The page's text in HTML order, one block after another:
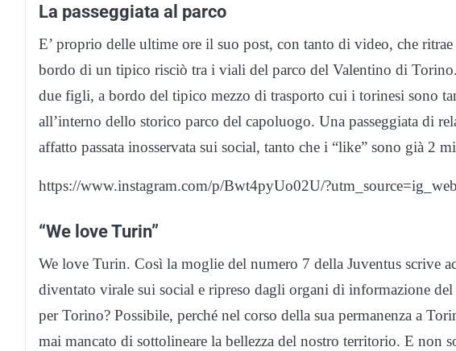
La passeggiata al parco
E’ proprio delle ultime ore il suo post, con tanto di video, che ritrae
bordo di un tipico risciò tra i viali del parco del Valentino di
due figli, a bordo del tipico mezzo di trasporto cui i torinesi sono
all’interno dello storico parco del capoluogo. Una passeggiata di
affatto passata inosservata sui social, tanto che i “like” sono già 2
https://www.instagram.com/p/Bwt4pyUo02U/
“We love Turin”
We love Turin. Così la moglie del numero 7 della Juventus scrive
diventato virale sui social e ripreso dagli organi di informazione
per Torino? Possibile, perché nel corso della sua permanenza a
mai mancato di sottolineare la bellezza del nostro territorio. E non